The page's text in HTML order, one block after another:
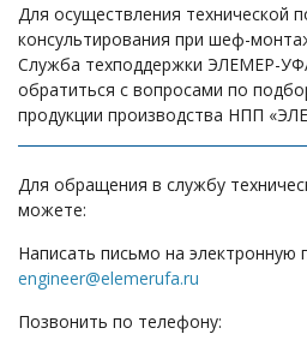
Для осуществления технической
консультирования при шеф-
Служба техподдержки ЭЛЕМЕР-
обратиться с вопросами по
продукции производства НПП
Для обращения в службу
можете:
Написать письмо на электронную
engineer@elemerufa.ru
Позвонить по телефону: